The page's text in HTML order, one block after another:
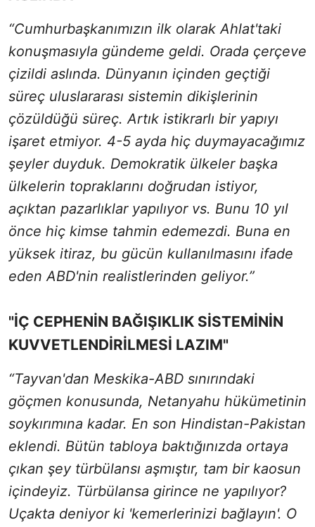
“Cumhurbaşkanımızın ilk olarak Ahlat'taki
konuşmasıyla gündeme geldi. Orada çerçeve
çizildi aslında. Dünyanın içinden geçtiği
süreç uluslararası sistemin dikişlerinin
çözüldüğü süreç. Artık istikrarlı bir yapıyı
işaret etmiyor. 4-5 ayda hiç duymayacağımız
şeyler duyduk. Demokratik ülkeler başka
ülkelerin topraklarını doğrudan istiyor,
açıktan pazarlıklar yapılıyor vs. Bunu 10 yıl
önce hiç kimse tahmin edemezdi. Buna en
yüksek itiraz, bu gücün kullanılmasını ifade
eden ABD'nin realistlerinden geliyor.”
"İÇ CEPHENİN BAĞIŞIKLIK SİSTEMİNİN
KUVVETLENDİRİLMESİ LAZIM"
“Tayvan'dan Meskika-ABD sınırındaki
göçmen konusunda, Netanyahu hükümetinin
soykırımına kadar. En son Hindistan-Pakistan
eklendi. Bütün tabloya baktığınızda ortaya
çıkan şey türbülansı aşmıştır, tam bir kaosun
içindeyiz. Türbülansa girince ne yapılıyor?
Uçakta deniyor ki 'kemerlerinizi bağlayın'. O